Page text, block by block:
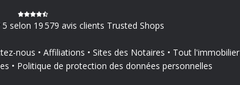
selon 19 579 avis clients Trusted Shops
nous Affiliations Sites des Notaires
Tout l'immobilier
Politique de protection des données personnelles